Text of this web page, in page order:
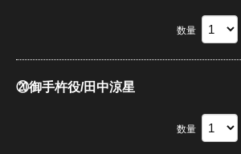
数量
⑳御手杵役/田中涼星
数量